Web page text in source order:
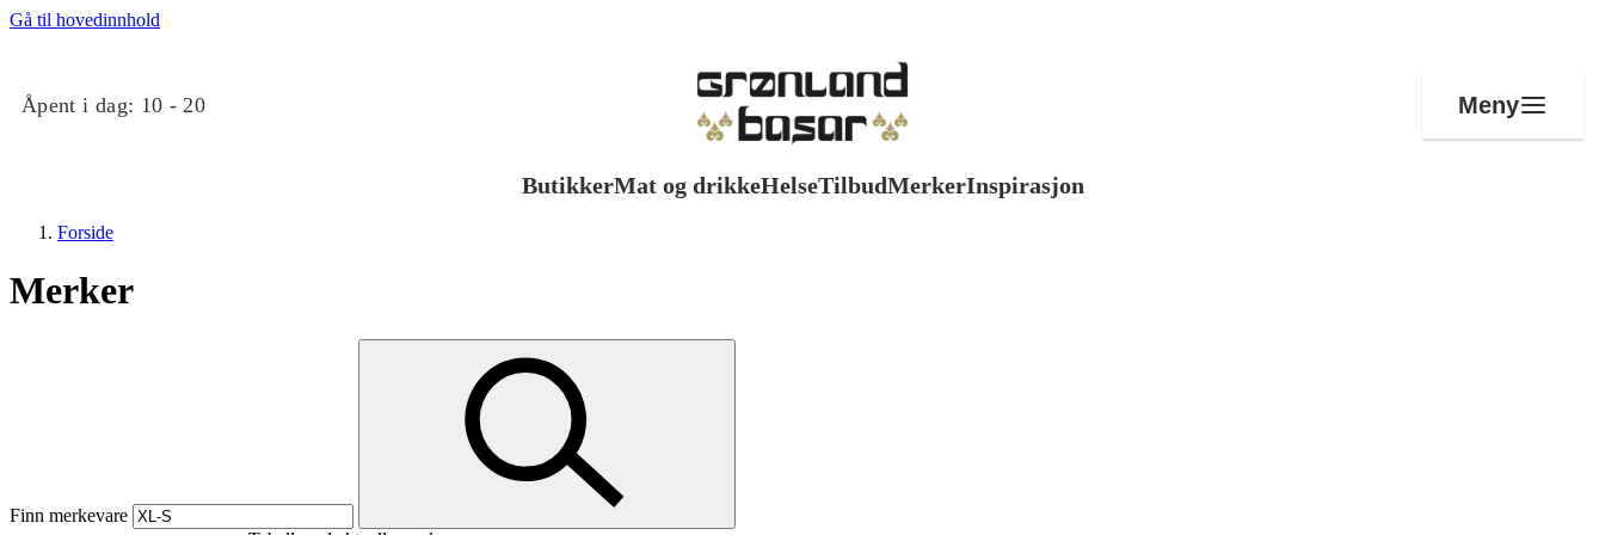
Gå til hovedinnhold
Åpent i dag: 10 - 20 Meny
ButikkerMat og drikkeHelseTilbudMerkerInspirasjon
Mat og drikke
Forside
Merker
Finn merkevare